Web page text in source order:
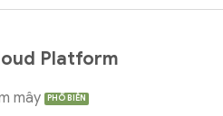
Platform
mây